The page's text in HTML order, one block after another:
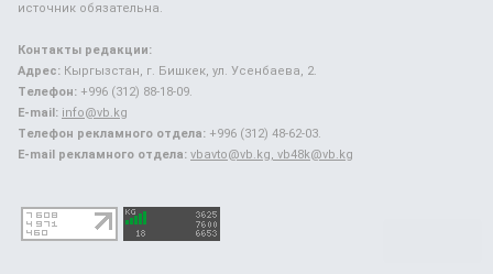
источник обязательна.
Контакты редакции:
Адрес: Кыргызстан, г. Бишкек, ул. Усенбаева, 2.
Телефон: +996 (312) 88-18-09.
E-mail: info@vb.kg
Телефон рекламного отдела: +996 (312) 48-62-03.
E-mail рекламного отдела: vbavto@vb.kg, vb48k@vb.kg